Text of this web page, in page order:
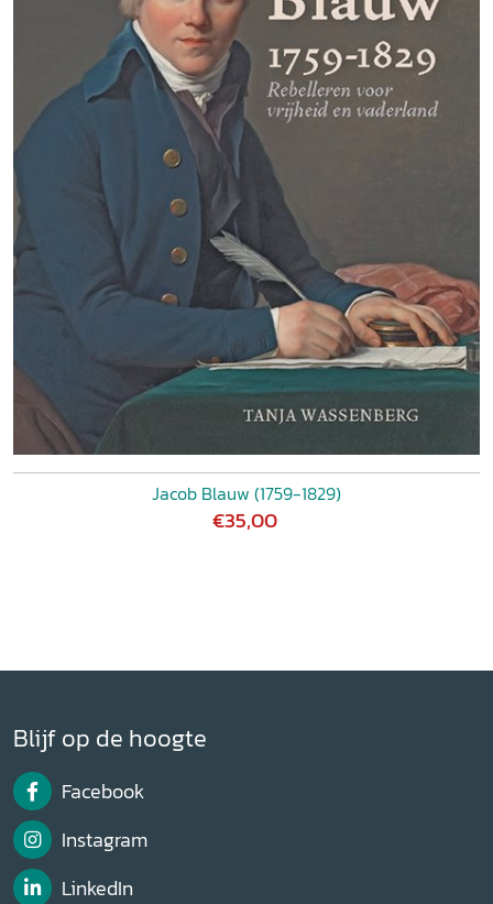
Jacob Blauw (1759-1829)
€35,00
Blijf op de hoogte
Facebook
Instagram
LinkedIn